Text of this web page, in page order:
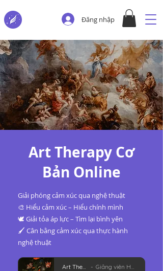
Đăng nhập
Art Therapy Cơ
Bản Online
Giải phóng cảm xúc qua nghệ thuật
🎨 Hiểu cảm xúc – Hiểu chính mình
🕊️ Giải tỏa áp lực – Tìm lại bình yên
🖌️ Cân bằng cảm xúc qua thực hành
nghệ thuật
Giảng viên Huyền Trang Mto